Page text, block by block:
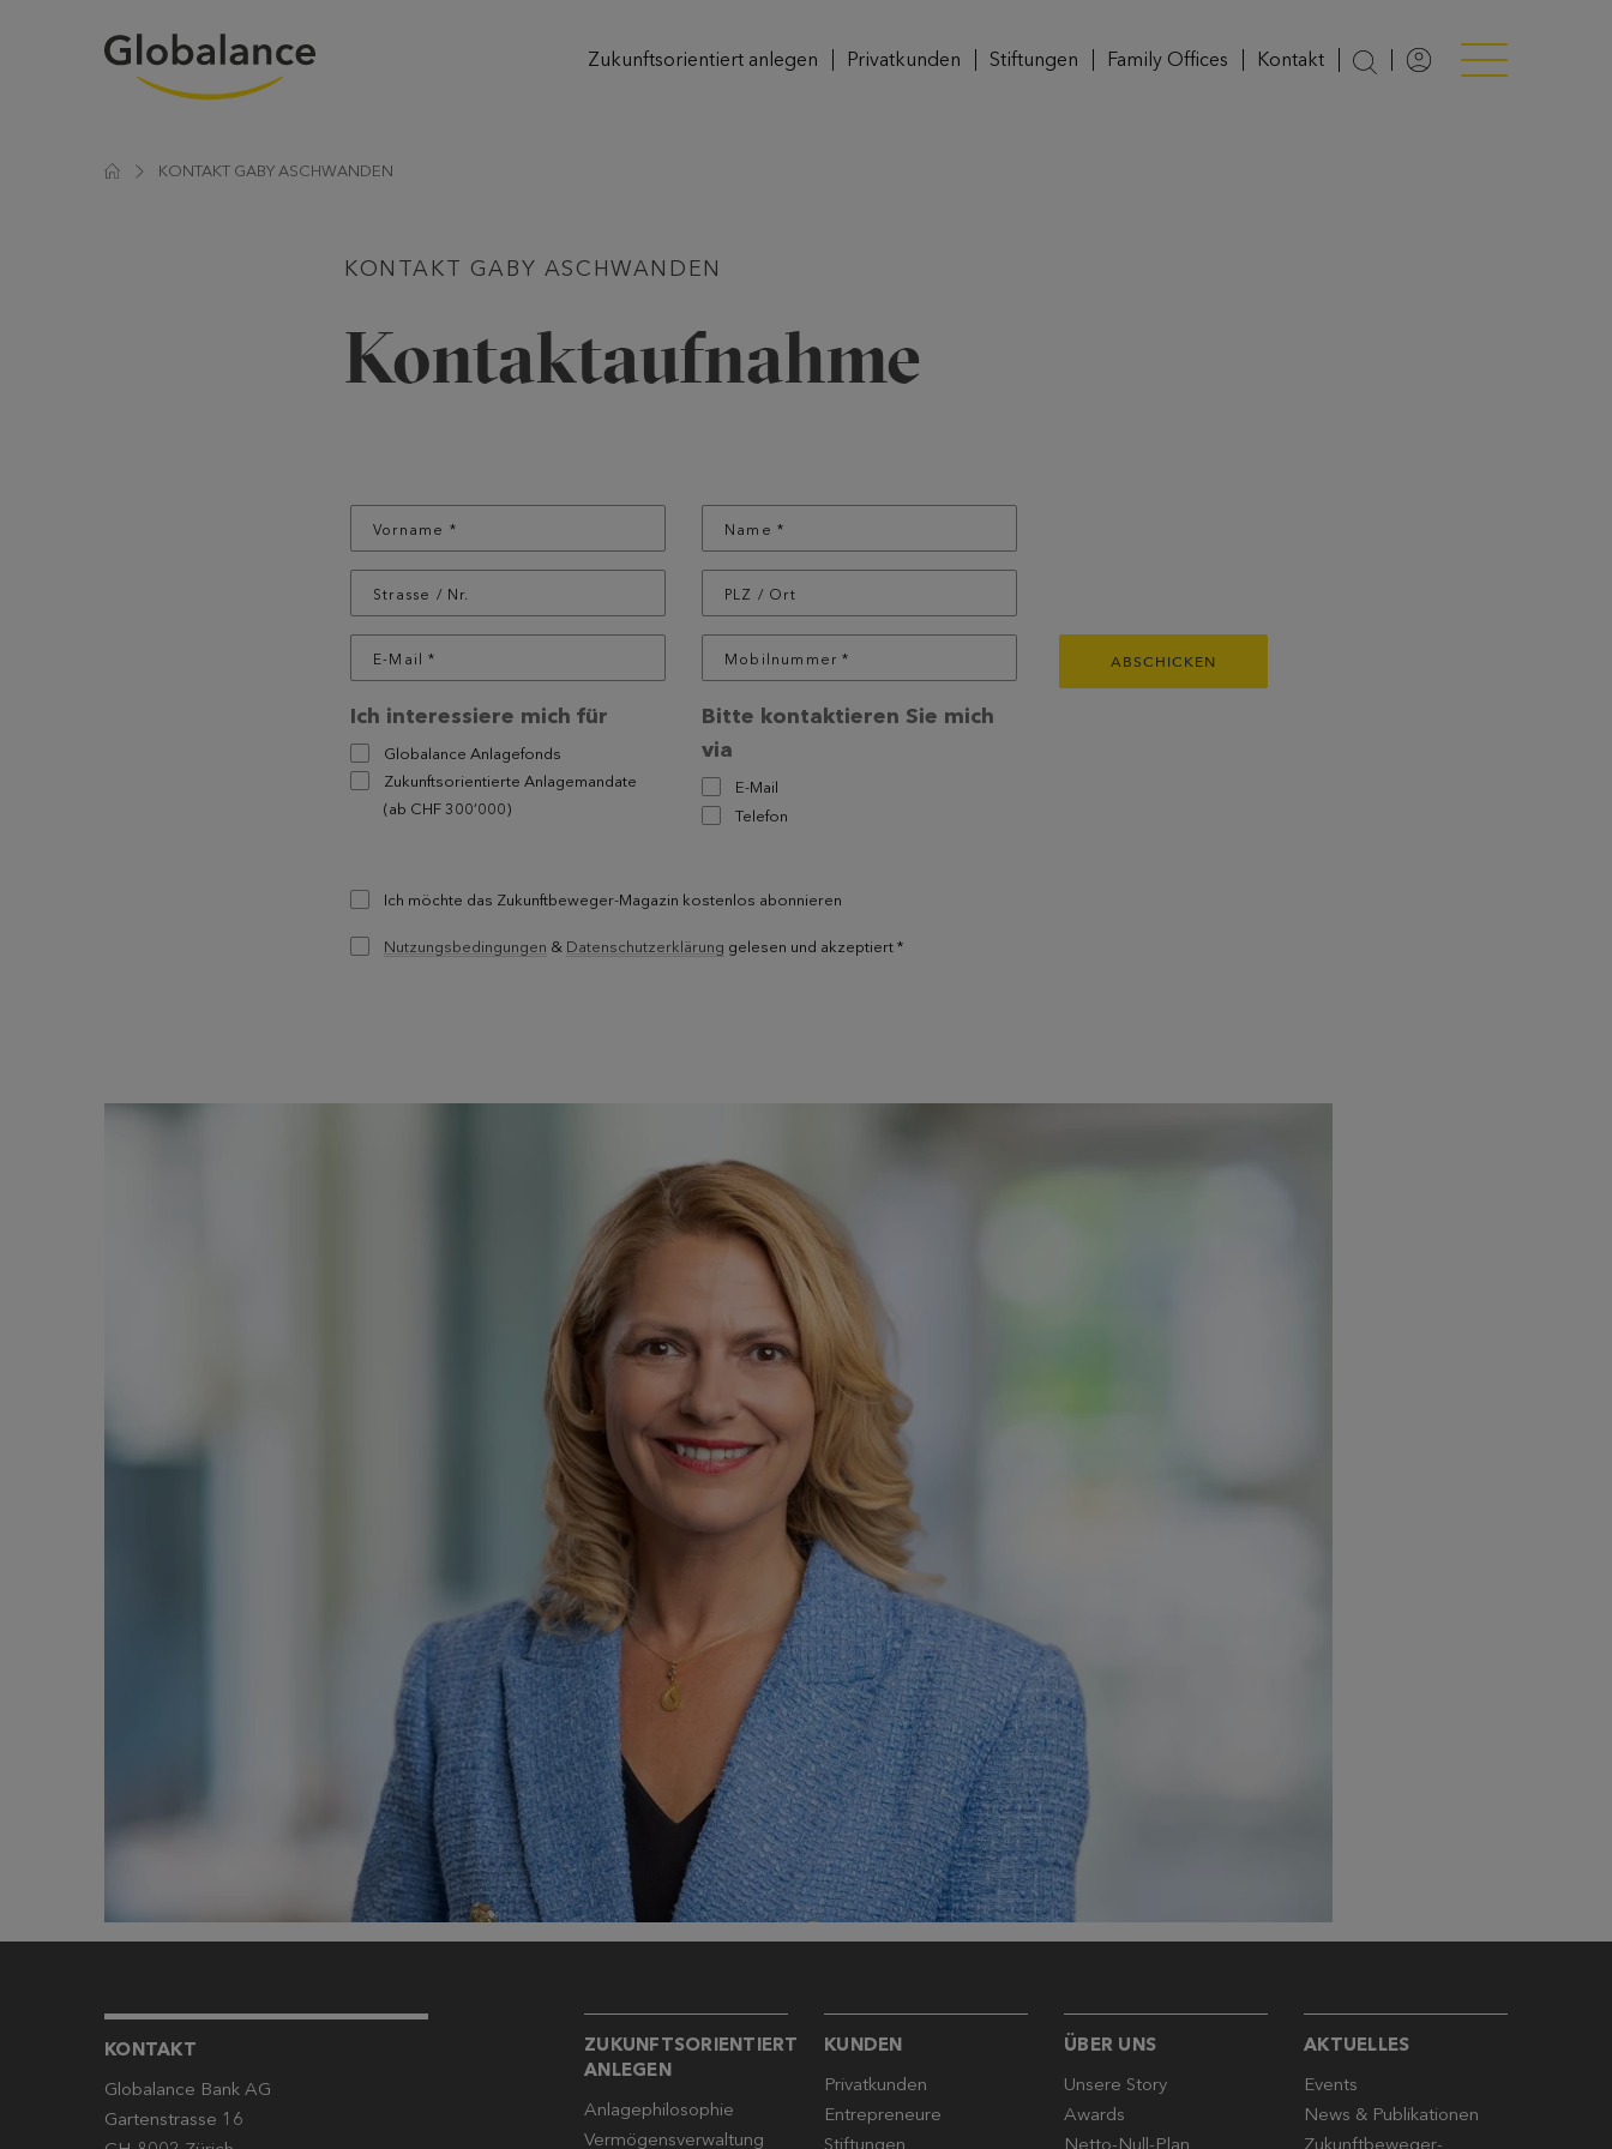
Zukunftsorientiert anlegen Privatkunden Stiftungen Family Offices Kontakt
LoginMenü anzeigen/
KONTAKT GABY ASCHWANDEN
KONTAKT GABY ASCHWANDEN
Kontaktaufnahme
Ich interessiere mich für
Globalance Anlagefonds
Zukunftsorientierte Anlagemandate
(ab CHF 300’000)
Bitte kontaktieren Sie mich
via
E-Mail
Telefon
Ich möchte das Zukunftbeweger-Magazin kostenlos abonnieren
Nutzungsbedingungen & Datenschutzerklärung gelesen und akzeptiert *
KONTAKT
Globalance Bank AG
Gartenstrasse 16
ZUKUNFTSORIENTIERT
ANLEGEN
Anlagephilosophie
Vermögensverwaltung
KUNDEN
Privatkunden
Entrepreneure
Stiftungen
ÜBER UNS
Unsere Story
Awards
Netto-Null-Plan
AKTUELLES
Events
News & Publikationen
Zukunftbeweger-